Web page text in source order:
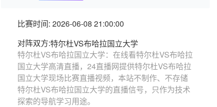
比赛时间: 2026-06-08 21:00:00
对阵双方:特尔杜VS布哈拉国立大学
特尔杜VS布哈拉国立大学：在线看特尔杜VS布哈拉
国立大学高清直播，24直播网提供特尔杜VS布哈拉
国立大学现场比赛直播视频，本站不制作、不存储
特尔杜VS布哈拉国立大学的直播信号，只作为技术
探索的导航学习用途。